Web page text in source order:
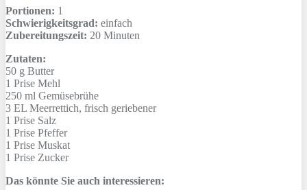
Portionen: 1
Schwierigkeitsgrad: einfach
Zubereitungszeit: 20 Minuten
Zutaten:
50 g Butter
1 Prise Mehl
250 ml Gemüsebrühe
3 EL Meerrettich, frisch geriebener
1 Prise Salz
1 Prise Pfeffer
1 Prise Muskat
1 Prise Zucker
Das könnte Sie auch interessieren: